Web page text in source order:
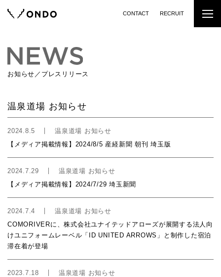
CONTACT RECRUIT
お知らせ／プレスリリース
温泉道場 お知らせ
2024.8.5
温泉道場 お知らせ
【メディア掲載情報】2024/8/5 産経新聞 朝刊 埼玉版
2024.7.29
温泉道場 お知らせ
【メディア掲載情報】2024/7/29 埼玉新聞
2024.7.4
温泉道場 お知らせ
COMORIVERに、株式会社ユナイテッドアローズが展開する法人向
けユニフォームレーベル「ID UNITED ARROWS」と制作した宿泊
滞在着が登場
2023.7.18
温泉道場 お知らせ